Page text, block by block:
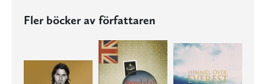
Fler böcker av författaren